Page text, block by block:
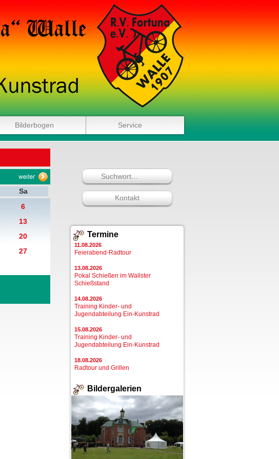
Bilderbogen Service
Sa
6
13
20
27
Kontakt
Termine
11.08.2026
Feierabend-Radtour
13.08.2026
Pokal Schießen im Wallster
Schießstand
14.08.2026
Training Kinder- und
Jugendabteilung Ein-Kunstrad
15.08.2026
Training Kinder- und
Jugendabteilung Ein-Kunstrad
18.08.2026
Radtour und Grillen
Bildergalerien